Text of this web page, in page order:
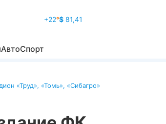
+22°$81,41
АвтоСпорт
«Труд», «Томь», «Сибагро»